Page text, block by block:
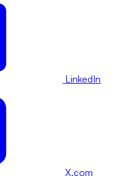
LinkedIn
X.com